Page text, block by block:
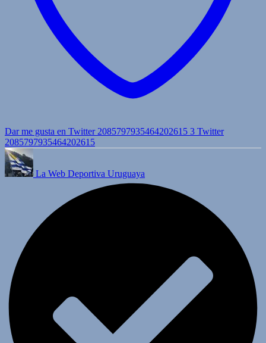
Dar me gusta en Twitter 2085797935464202615 3 Twitter
2085797935464202615
La Web Deportiva Uruguaya